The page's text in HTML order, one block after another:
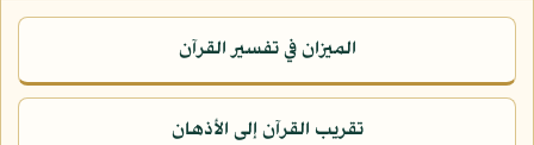
الميزان في تفسير القرآن
تقريب القرآن إلى الأذهان